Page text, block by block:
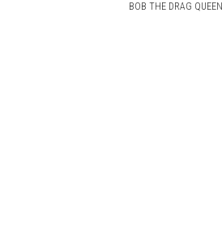
BOB THE DRAG QUEEN